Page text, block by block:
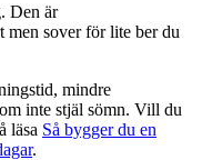
Den är
men sover för lite ber du
mindre
inte stjäl sömn. Vill du
läsa Så bygger du en
.